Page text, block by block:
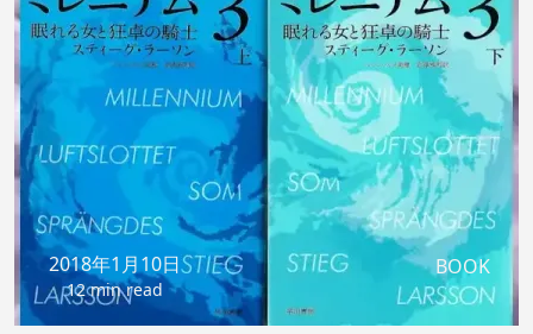
2018年1月10日
12 min read
BOOK